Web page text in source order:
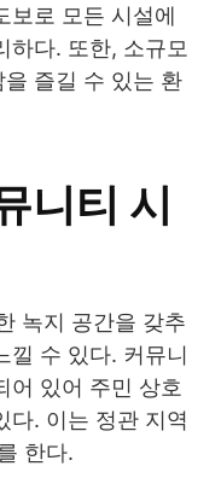
보로 모든 시설에
하다. 또한, 소규모
즐길 수 있는 환
니티 시
녹지 공간을 갖추
낄 수 있다. 커뮤니
어 있어 주민 상호
다. 이는 정관 지역
한다.